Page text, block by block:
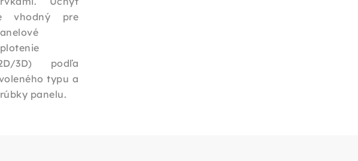
vhodný pre
3D) podľa
typu a
panelu.